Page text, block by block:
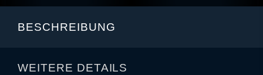
BESCHREIBUNG
WEITERE DETAILS